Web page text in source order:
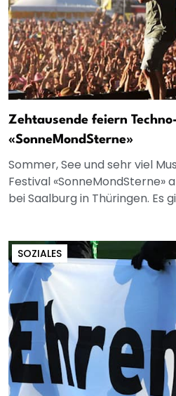
Zehtausende feiern
«SonneMondSterne»
Sommer, See und sehr viel
Festival «SonneMondSterne»
bei Saalburg in Thüringen. Es
SOZIALES